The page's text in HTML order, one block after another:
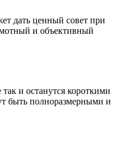
дать ценный совет при
и объективный
и останутся короткими
быть полноразмерными и